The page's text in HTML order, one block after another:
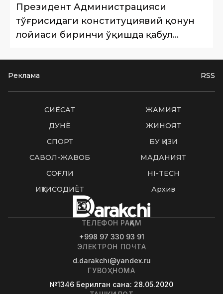
Президент Администрацияси
тўғрисидаги конституциявий қонун
лойиҳаси биринчи ўқишда қабул
Реклама RSS
СИËСАТ
ЖАМИЯТ
ДУНË
ЖИНОЯТ
СПОРТ
БУ ҚИЗИҚ
САВОЛ-ЖАВОБ
МАДАНИЯТ
СОҒЛИҚ
HI-TECH
ИҚТИСОДИЁТ
Архив
ТЕЛЕФОН РАҚАМ
+998 97 330 93 91
ЭЛЕКТРОН ПОЧТА
d.darakchi@yandex.ru
ГУВОҲНОМА
№1346 Берилган сана: 28.05.2020